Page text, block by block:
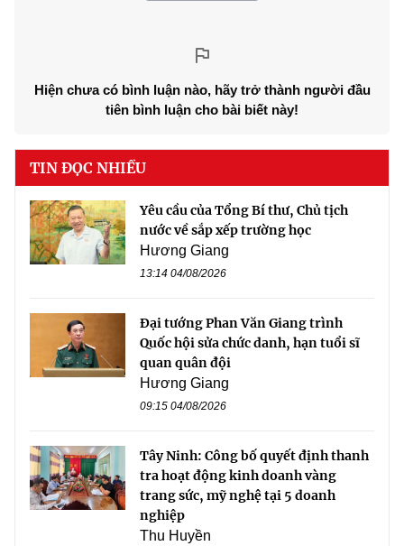
Hiện chưa có bình luận nào, hãy trở thành người đầu
tiên bình luận cho bài biết này!
TIN ĐỌC NHIỀU
Yêu cầu của Tổng Bí thư, Chủ tịch
nước về sắp xếp trường học
Hương Giang
13:14 04/08/2026
Đại tướng Phan Văn Giang trình
Quốc hội sửa chức danh, hạn tuổi sĩ
quan quân đội
Hương Giang
09:15 04/08/2026
Tây Ninh: Công bố quyết định thanh
tra hoạt động kinh doanh vàng
trang sức, mỹ nghệ tại 5 doanh
nghiệp
Thu Huyền